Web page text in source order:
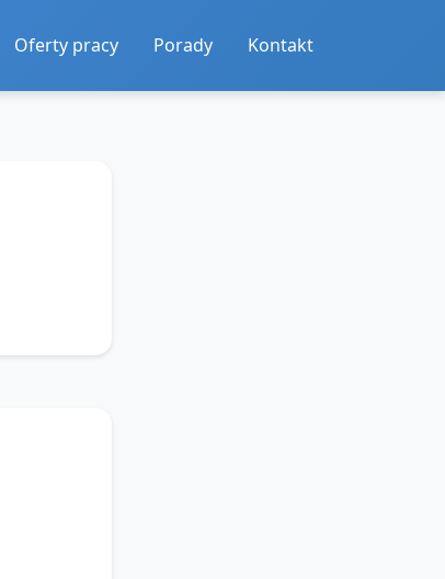
Oferty pracy Porady Kontakt